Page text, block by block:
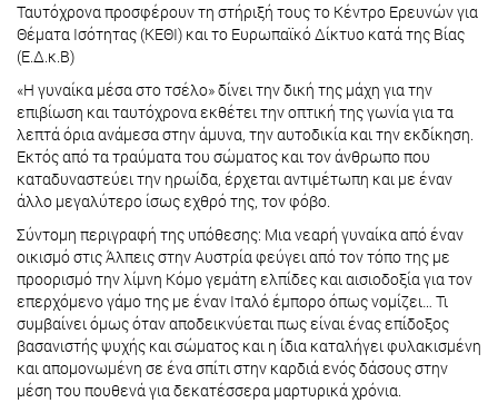
Ταυτόχρονα προσφέρουν τη στήριξή τους το Κέντρο Ερευνών για
Θέματα Ισότητας (ΚΕΘΙ) και το Ευρωπαϊκό Δίκτυο κατά της Βίας
(Ε.Δ.κ.Β)
«Η γυναίκα μέσα στο τσέλο» δίνει την δική της μάχη για την
επιβίωση και ταυτόχρονα εκθέτει την οπτική της γωνία για τα
λεπτά όρια ανάμεσα στην άμυνα, την αυτοδικία και την εκδίκηση.
Εκτός από τα τραύματα του σώματος και τον άνθρωπο που
καταδυναστεύει την ηρωίδα, έρχεται αντιμέτωπη και με έναν
άλλο μεγαλύτερο ίσως εχθρό της, τον φόβο.
Σύντομη περιγραφή της υπόθεσης: Μια νεαρή γυναίκα από έναν
οικισμό στις Άλπεις στην Αυστρία φεύγει από τον τόπο της με
προορισμό την λίμνη Κόμο γεμάτη ελπίδες και αισιοδοξία για τον
επερχόμενο γάμο της με έναν Ιταλό έμπορο όπως νομίζει… Τι
συμβαίνει όμως όταν αποδεικνύεται πως είναι ένας επίδοξος
βασανιστής ψυχής και σώματος και η ίδια καταλήγει φυλακισμένη
και απομονωμένη σε ένα σπίτι στην καρδιά ενός δάσους στην
μέση του πουθενά για δεκατέσσερα μαρτυρικά χρόνια.